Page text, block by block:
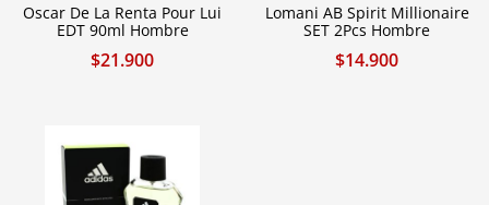
Oscar De La Renta Pour Lui
EDT 90ml Hombre
$21.900
Lomani AB Spirit Millionaire
SET 2Pcs Hombre
$14.900